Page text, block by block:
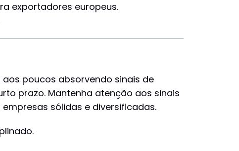
exportadores europeus.
poucos absorvendo sinais de
prazo. Mantenha atenção aos sinais
sólidas e diversificadas.